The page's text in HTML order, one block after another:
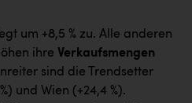
Institute
technology gmbh
um +8,5 % zu. Alle anderen
ihre Verkaufsmengen
sind die Trendsetter
und Wien (+24,4 %).